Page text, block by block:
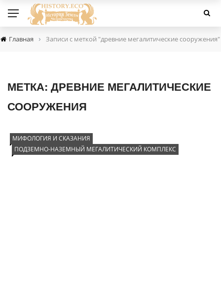
Главная › Записи с меткой "древние мегалитические сооружения"
МЕТКА: ДРЕВНИЕ МЕГАЛИТИЧЕСКИЕ
СООРУЖЕНИЯ
МИФОЛОГИЯ И СКАЗАНИЯ
ПОДЗЕМНО-НАЗЕМНЫЙ МЕГАЛИТИЧЕСКИЙ КОМПЛЕКС